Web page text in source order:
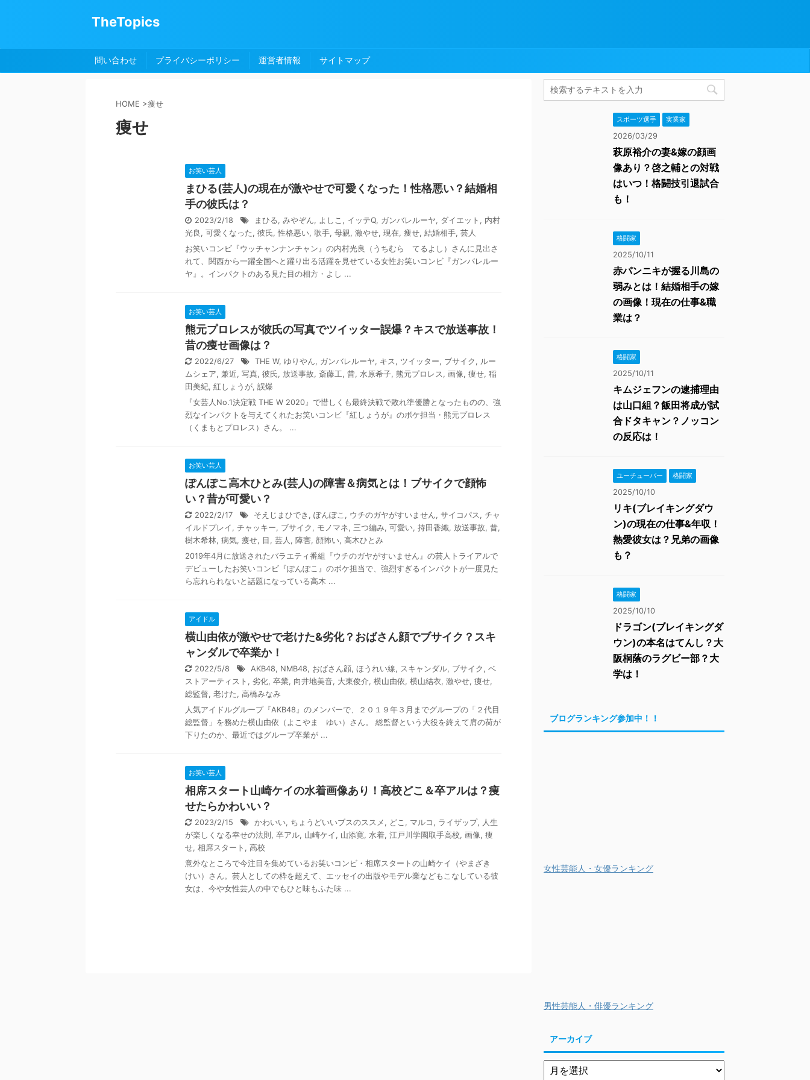
TheTopics
問い合わせ プライバシーポリシー 運営者情報 サイトマップ
HOME >痩せ
痩せ
お笑い芸人
まひる(芸人)の現在が激やせで可愛くなった！性格悪い？結婚相
手の彼氏は？
2023/2/18 まひる, みやぞん, よしこ , イッテQ, ガンバレルーヤ, ダイエット , 内村
光良 , 可愛くなった, 彼氏, 性格悪い, 歌手, 母親, 激やせ, 現在, 痩せ, 結婚相手, 芸人
お笑いコンビ『ウッチャンナンチャン』の内村光良（うちむら てるよし）さんに見出さ
れて、関西から一躍全国へと躍り出る活躍を見せている女性お笑いコンビ『ガンバレルー
ヤ』。インパクトのある見た目の相方・よし ...
お笑い芸人
熊元プロレスが彼氏の写真でツイッター誤爆？キスで放送事故！
昔の痩せ画像は？
2022/6/27 THE W, ゆりやん, ガンバレルーヤ, キス, ツイッター, ブサイク , ルー
ムシェア, 兼近, 写真, 彼氏, 放送事故, 斎藤工, 昔, 水原希子, 熊元プロレス, 画像, 痩せ, 稲
田美紀, 紅しょうが, 誤爆
『女芸人No.1決定戦 THE W 2020』で惜しくも最終決戦で敗れ準優勝となったものの、強
烈なインパクトを与えてくれたお笑いコンビ『紅しょうが』のボケ担当・熊元プロレス
（くまもとプロレス）さん。 ...
お笑い芸人
ぽんぽこ高木ひとみ(芸人)の障害＆病気とは！ブサイクで顔怖
い？昔が可愛い？
2022/2/17 そえじまひでき , ぽんぽこ , ウチのガヤがすいません, サイコパス, チャ
イルドプレイ , チャッキー, ブサイク , モノマネ, 三つ編み, 可愛い, 持田香織, 放送事故, 昔,
樹木希林, 病気, 痩せ, 目 , 芸人 , 障害, 顔怖い, 高木ひとみ
2019年4月に放送されたバラエティ番組『ウチのガヤがすいません』の芸人トライアルで
デビューしたお笑いコンビ『ぽんぽこ』のボケ担当で、強烈すぎるインパクトが一度見た
ら忘れられないと話題になっている高木 ...
アイドル
横山由依が激やせで老けた&劣化？おばさん顔でブサイク？スキ
ャンダルで卒業か！
2022/5/8 AKB48, NMB48, おばさん顔, ほうれい線, スキャンダル, ブサイク , ベ
ストアーティスト , 劣化, 卒業, 向井地美音, 大東俊介, 横山由依, 横山結衣, 激やせ, 痩せ,
総監督, 老けた, 高橋みなみ
人気アイドルグループ『AKB48』のメンバーで、２０１９年３月までグループの「２代目
総監督」を務めた横山由依（よこやま ゆい）さん。 総監督という大役を終えて肩の荷が
下りたのか、最近ではグループ卒業が ...
お笑い芸人
相席スタート山崎ケイの水着画像あり！高校どこ＆卒アルは？痩
せたらかわいい？
2023/2/15 かわいい, ちょうどいいブスのススメ , どこ , マルコ , ライザップ, 人生
が楽しくなる幸せの法則 , 卒アル, 山崎ケイ , 山添寛, 水着, 江戸川学園取手高校, 画像, 痩
せ, 相席スタート , 高校
意外なところで今注目を集めているお笑いコンビ・相席スタートの山崎ケイ（やまざき
けい）さん。芸人としての枠を超えて、エッセイの出版やモデル業などもこなしている彼
女は、今や女性芸人の中でもひと味もふた味 ...
スポーツ選手 実業家
2026/03/29
萩原裕介の妻&嫁の顔画
像あり？啓之輔との対戦
はいつ！格闘技引退試合
も！
格闘家
2025/10/11
赤パンニキが握る川島の
弱みとは！結婚相手の嫁
の画像！現在の仕事&職
業は？
格闘家
2025/10/11
キムジェフンの逮捕理由
は山口組？飯田将成が試
合ドタキャン？ノッコン
の反応は！
ユーチューバー 格闘家
2025/10/10
リキ(ブレイキングダウ
ン)の現在の仕事&年収！
熱愛彼女は？兄弟の画像
も？
格闘家
2025/10/10
ドラゴン(ブレイキングダ
ウン)の本名はてんし？大
阪桐蔭のラグビー部？大
学は！
ブログランキング参加中！！
女性芸能人・女優ランキング
男性芸能人・俳優ランキング
アーカイブ